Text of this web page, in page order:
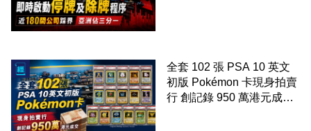
全套 102 張 PSA 10 英文
初版 Pokémon 卡現身拍賣
行 創記錄 950 萬港元成交